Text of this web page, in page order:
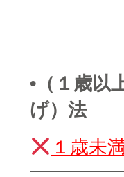
•（１歳以
げ）法
１歳未